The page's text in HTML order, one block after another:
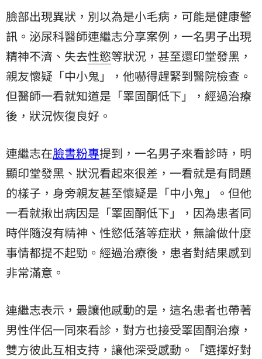
臉部出現異狀，別以為是小毛病，可能是健康警
訊。泌尿科醫師連繼志分享案例，一名男子出現
精神不濟、失去性慾等狀況，甚至還印堂發黑，
親友懷疑「中小鬼」，他嚇得趕緊到醫院檢查。
但醫師一看就知道是「睪固酮低下」，經過治療
後，狀況恢復良好。
連繼志在臉書粉專提到，一名男子來看診時，明
顯印堂發黑、狀況看起來很差，一看就是有問題
的樣子，身旁親友甚至懷疑是「中小鬼」。但他
一看就揪出病因是「睪固酮低下」，因為患者同
時伴隨沒有精神、性慾低落等症狀，無論做什麼
事情都提不起勁。經過治療後，患者對結果感到
非常滿意。
連繼志表示，最讓他感動的是，這名患者也帶著
男性伴侶一同來看診，對方也接受睪固酮治療，
雙方彼此互相支持，讓他深受感動。「選擇好對